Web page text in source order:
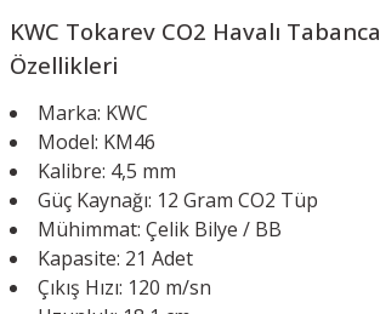
KWC Tokarev CO2 Havalı Tabanca
Özellikleri
Marka: KWC
Model: KM46
Kalibre: 4,5 mm
Güç Kaynağı: 12 Gram CO2 Tüp
Mühimmat: Çelik Bilye / BB
Kapasite: 21 Adet
Çıkış Hızı: 120 m/sn